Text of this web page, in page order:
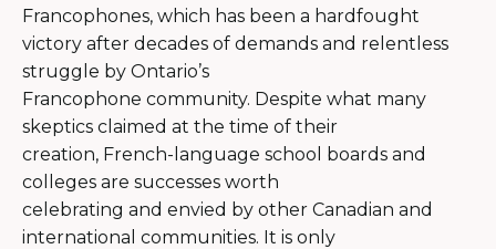
Francophones, which has been a hardfought
victory after decades of demands and relentless
struggle by Ontario’s
Francophone community. Despite what many
skeptics claimed at the time of their
creation, French-language school boards and
colleges are successes worth
celebrating and envied by other Canadian and
international communities. It is only